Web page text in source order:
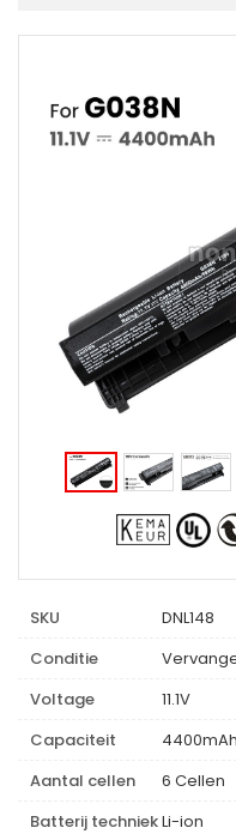
SKU
DNL148
Conditie
Voltage
11.1V
Capaciteit
4400mAh
Aantal cellen
6 Cellen
Batterij techniekLi-ion